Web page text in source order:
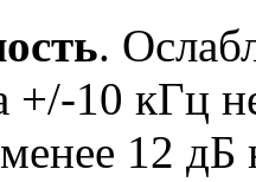
.
+/-10 кГц
12 дБ